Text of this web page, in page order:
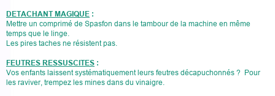
DETACHANT MAGIQUE :
Mettre un comprimé de Spasfon dans le tambour de la machine en même
temps que le linge.
Les pires taches ne résistent pas.
FEUTRES RESSUSCITES :
Vos enfants laissent systématiquement leurs feutres décapuchonnés ? Pour
les raviver, trempez les mines dans du vinaigre.